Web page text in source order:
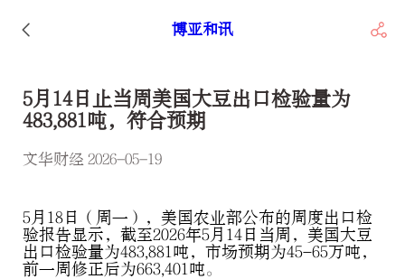
博亚和讯
5月14日止当周美国大豆出口检验量为
483,881吨，符合预期
文华财经 2026-05-19
5月18日（周一），美国农业部公布的周度出口检
验报告显示，截至2026年5月14日当周，美国大豆
出口检验量为483,881吨，市场预期为45-65万吨，
前一周修正后为663,401吨。